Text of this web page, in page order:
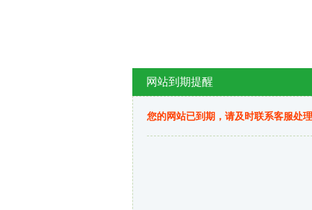
网站到期提醒
您的网站已到期，请及时联系客服处理